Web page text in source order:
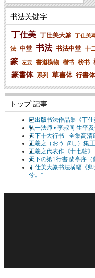
书法关键字
丁仕美 丁仕美大篆 丁仕美
法 中堂 书法 书法中堂 十
篆 左云 書道横物 楷书 榜书
篆書体 系列 草書体 行書体
トップ 記事
已出版书法作品集《丁仕
弘一法师 • 李叔同 生平
天下十大行书 - 全集高清
王羲之（おう ぎし）集
王羲之代表作《十七帖
天下の第1行書 蘭亭序
丁仕美大篆书法横幅《
兮。”